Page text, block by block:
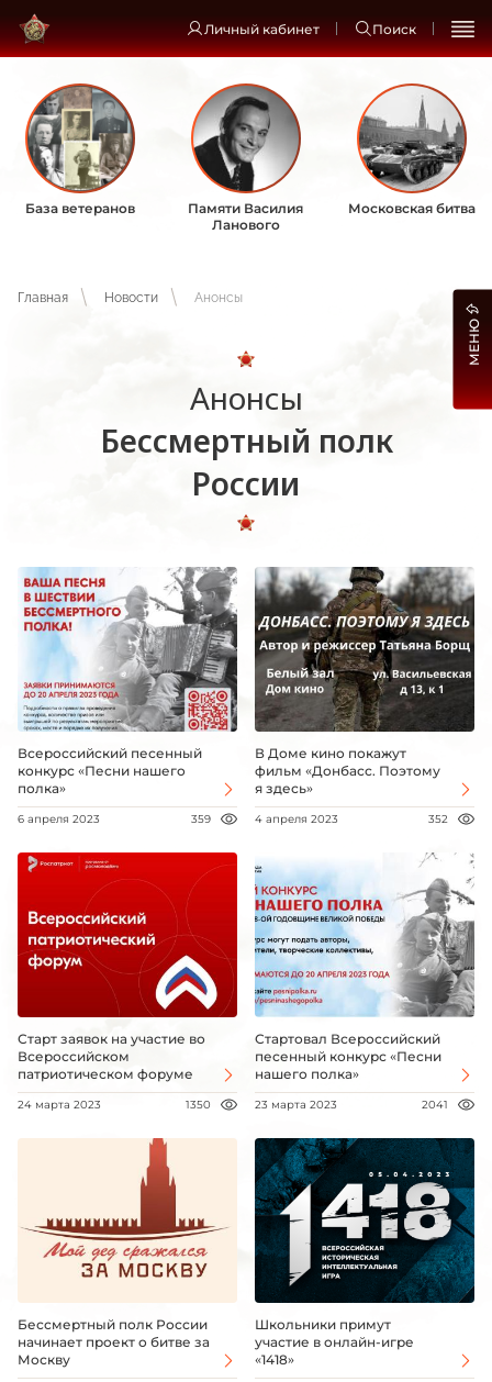
Личный кабинет Поиск
База ветеранов
Памяти Василия
Ланового
Московская битва
Главная Новости Анонсы
Анонсы
Бессмертный полк
России
Всероссийский песенный
конкурс «Песни нашего
полка»
6 апреля 2023 359
В Доме кино покажут
фильм «Донбасс. Поэтому
я здесь»
4 апреля 2023 352
Старт заявок на участие во
Всероссийском
патриотическом форуме
24 марта 2023 1350
Стартовал Всероссийский
песенный конкурс «Песни
нашего полка»
23 марта 2023 2041
Бессмертный полк России
начинает проект о битве за
Москву
Школьники примут
участие в онлайн-игре
«1418»
МЕНЮ